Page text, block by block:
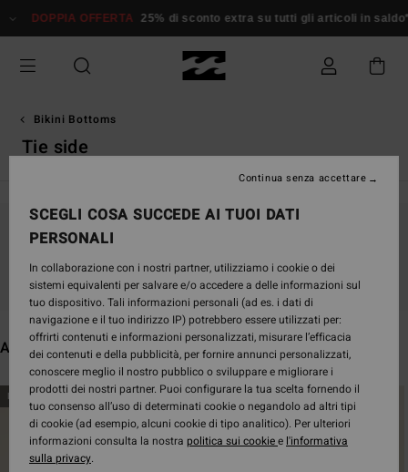
alla
griglie
prodotti
25% di sconto extra su tutti gli articoli in saldo* Donna
Bikini Bottoms
Tie side
Continua a seguirci, i prodotti che cerchi
presto saranno di nuovo disponibili
Altri articoli che potrebbero piacerti
Salta
ai
criteri
Vai
a
visualizza
ordine
NUOVO PRODOTTO NUOVO PRODOTTO
SCEGLI COSA SUCCEDE AI TUOI DATI
PERSONALI
In collaborazione con i nostri partner, utilizziamo i cookie o dei
sistemi equivalenti per salvare e/o accedere a delle informazioni sul
tuo dispositivo. Tali informazioni personali (ad es. i dati di
navigazione e il tuo indirizzo IP) potrebbero essere utilizzati per:
offrirti contenuti e informazioni personalizzati, misurare l’efficacia
dei contenuti e della pubblicità, per fornire annunci personalizzati,
conoscere meglio il nostro pubblico o sviluppare e migliorare i
prodotti dei nostri partner. Puoi configurare la tua scelta fornendo il
tuo consenso all’uso di determinati cookie o negandolo ad altri tipi
di cookie (ad esempio, alcuni cookie di tipo analitico). Per ulteriori
informazioni consulta la nostra politica sui cookiee l'informativa
sulla privacy.
Continua senza accettare